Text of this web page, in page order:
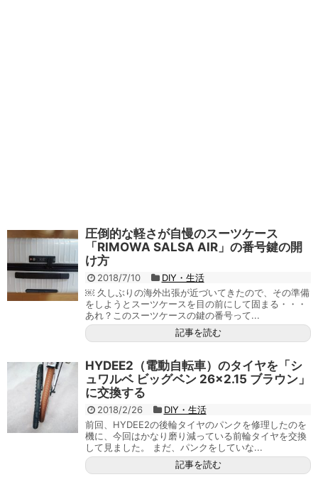
圧倒的な軽さが自慢のスーツケース
「RIMOWA SALSA AIR」の番号鍵の開
け方
2018/7/10
DIY・生活
￼ 久しぶりの海外出張が近づいてきたので、その準備
をしようとスーツケースを目の前にして固まる・・・
あれ？このスーツケースの鍵の番号って...
記事を読む
HYDEE2（電動自転車）のタイヤを「シ
ュワルベ ビッグベン 26×2.15 ブラウン」
に交換する
2018/2/26
DIY・生活
前回、HYDEE2の後輪タイヤのパンクを修理したのを
機に、今回はかなり磨り減っている前輪タイヤを交換
して見ました。 まだ、パンクをしていな...
記事を読む